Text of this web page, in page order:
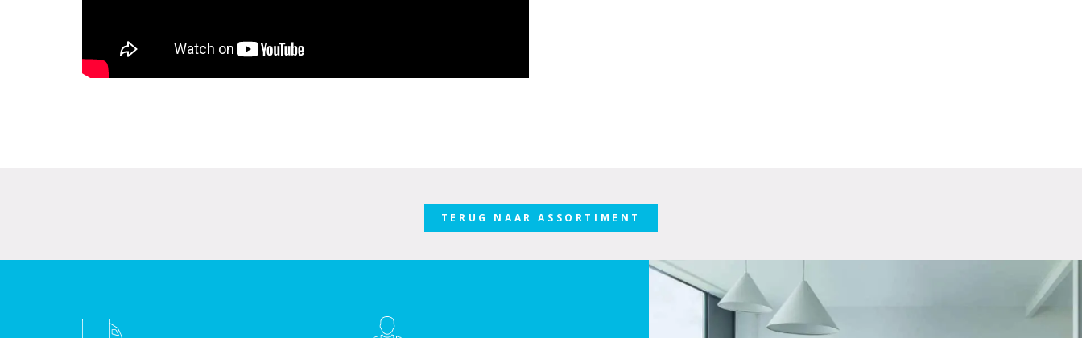
TERUG NAAR ASSORTIMENT